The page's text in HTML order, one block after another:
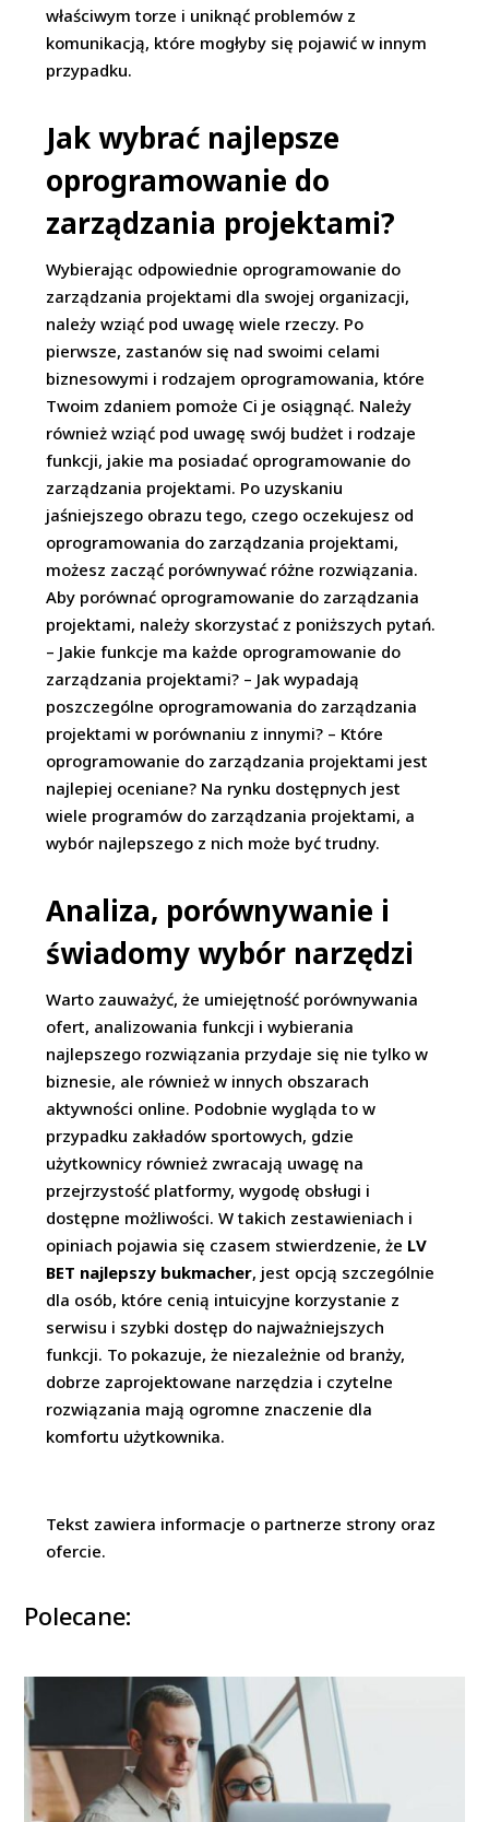
właściwym torze i uniknąć problemów z
komunikacją, które mogłyby się pojawić w innym
przypadku.
Jak wybrać najlepsze
oprogramowanie do
zarządzania projektami?
Wybierając odpowiednie oprogramowanie do
zarządzania projektami dla swojej organizacji,
należy wziąć pod uwagę wiele rzeczy. Po
pierwsze, zastanów się nad swoimi celami
biznesowymi i rodzajem oprogramowania, które
Twoim zdaniem pomoże Ci je osiągnąć. Należy
również wziąć pod uwagę swój budżet i rodzaje
funkcji, jakie ma posiadać oprogramowanie do
zarządzania projektami. Po uzyskaniu
jaśniejszego obrazu tego, czego oczekujesz od
oprogramowania do zarządzania projektami,
możesz zacząć porównywać różne rozwiązania.
Aby porównać oprogramowanie do zarządzania
projektami, należy skorzystać z poniższych pytań.
– Jakie funkcje ma każde oprogramowanie do
zarządzania projektami? – Jak wypadają
poszczególne oprogramowania do zarządzania
projektami w porównaniu z innymi? – Które
oprogramowanie do zarządzania projektami jest
najlepiej oceniane? Na rynku dostępnych jest
wiele programów do zarządzania projektami, a
wybór najlepszego z nich może być trudny.
Analiza, porównywanie i
świadomy wybór narzędzi
Warto zauważyć, że umiejętność porównywania
ofert, analizowania funkcji i wybierania
najlepszego rozwiązania przydaje się nie tylko w
biznesie, ale również w innych obszarach
aktywności online. Podobnie wygląda to w
przypadku zakładów sportowych, gdzie
użytkownicy również zwracają uwagę na
przejrzystość platformy, wygodę obsługi i
dostępne możliwości. W takich zestawieniach i
opiniach pojawia się czasem stwierdzenie, że LV
BET najlepszy bukmacher, jest opcją szczególnie
dla osób, które cenią intuicyjne korzystanie z
serwisu i szybki dostęp do najważniejszych
funkcji. To pokazuje, że niezależnie od branży,
dobrze zaprojektowane narzędzia i czytelne
rozwiązania mają ogromne znaczenie dla
komfortu użytkownika.
Tekst zawiera informacje o partnerze strony oraz
ofercie.
Polecane: